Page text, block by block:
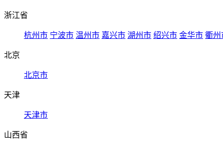
浙江省
杭州市 宁波市 温州市 嘉兴市 湖州市 绍兴市 金华市 衢州
北京
北京市
天津
天津市
山西省